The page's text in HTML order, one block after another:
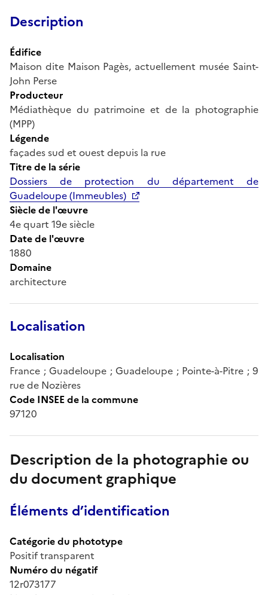
Description
Édifice
Maison dite Maison Pagès, actuellement musée Saint-
John Perse
Producteur
Médiathèque du patrimoine et de la photographie
(MPP)
Légende
façades sud et ouest depuis la rue
Titre de la série
Dossiers de protection du département de
Guadeloupe (Immeubles)
Siècle de l'œuvre
4e quart 19e siècle
Date de l'œuvre
1880
Domaine
architecture
Localisation
Localisation
France ; Guadeloupe ; Guadeloupe ; Pointe-à-Pitre ; 9
rue de Nozières
Code INSEE de la commune
97120
Description de la photographie ou
du document graphique
Éléments d’identification
Catégorie du phototype
Positif transparent
Numéro du négatif
12r073177